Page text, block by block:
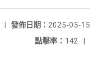
發佈日期： 2025-05-15
|
點擊率： 142 |